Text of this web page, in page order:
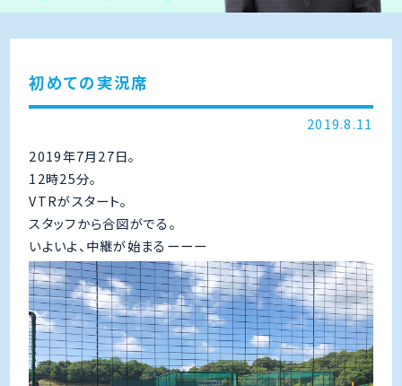
初めての実況席
2019.8.11
2019年7月27日。
12時25分。
VTRがスタート。
スタッフから合図がでる。
いよいよ、中継が始まるーーー